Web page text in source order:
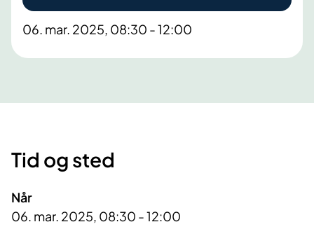
06. mar. 2025, 08:30 - 12:00
Tid og sted
Når
06. mar. 2025, 08:30 - 12:00